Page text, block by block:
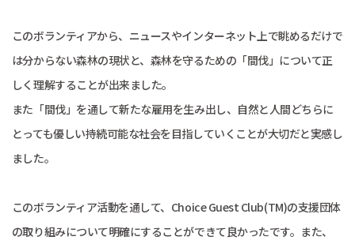
このボランティアから、ニュースやインターネット上で眺めるだけで
は分からない森林の現状と、森林を守るための「間伐」について正
しく理解することが出来ました。
また「間伐」を通して新たな雇用を生み出し、自然と人間どちらに
とっても優しい持続可能な社会を目指していくことが大切だと実感し
ました。
このボランティア活動を通して、Choice Guest Club(TM)の支援団体
の取り組みについて明確にすることができて良かったです。また、